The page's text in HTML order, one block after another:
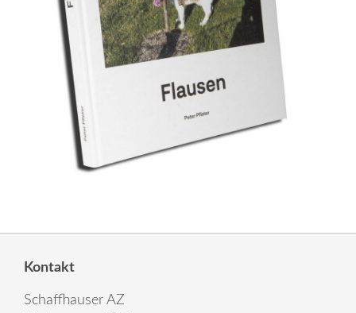
Kontakt
Schaffhauser AZ